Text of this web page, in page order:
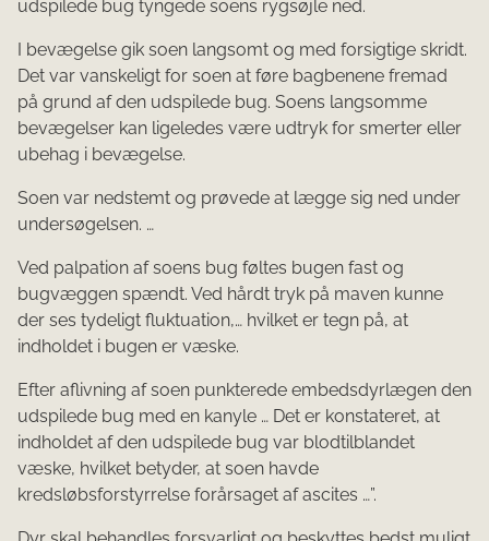
udspilede bug tyngede soens rygsøjle ned.
I bevægelse gik soen langsomt og med forsigtige skridt.
Det var vanskeligt for soen at føre bagbenene fremad
på grund af den udspilede bug. Soens langsomme
bevægelser kan ligeledes være udtryk for smerter eller
ubehag i bevægelse.
Soen var nedstemt og prøvede at lægge sig ned under
undersøgelsen. …
Ved palpation af soens bug føltes bugen fast og
bugvæggen spændt. Ved hårdt tryk på maven kunne
der ses tydeligt fluktuation,… hvilket er tegn på, at
indholdet i bugen er væske.
Efter aflivning af soen punkterede embedsdyrlægen den
udspilede bug med en kanyle … Det er konstateret, at
indholdet af den udspilede bug var blodtilblandet
væske, hvilket betyder, at soen havde
kredsløbsforstyrrelse forårsaget af ascites …”.